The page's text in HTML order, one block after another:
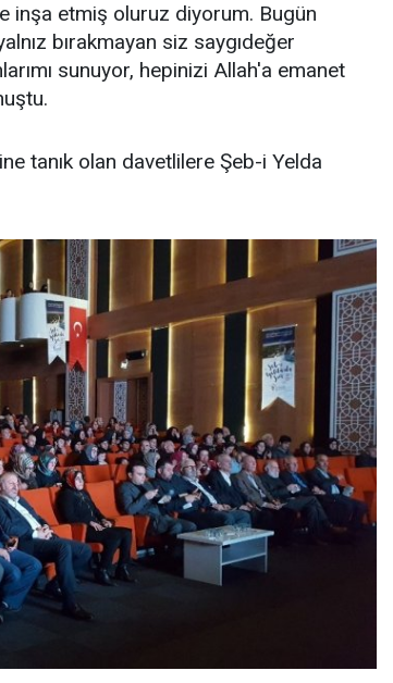
inşa etmiş oluruz diyorum. Bugün
bırakmayan siz saygıdeğer
sunuyor, hepinizi Allah'a emanet
tanık olan davetlilere Şeb-i Yelda